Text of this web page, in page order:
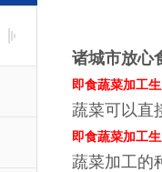
诸城市放心
即食蔬菜加工
蔬菜可以直
即食蔬菜加工
蔬菜加工的